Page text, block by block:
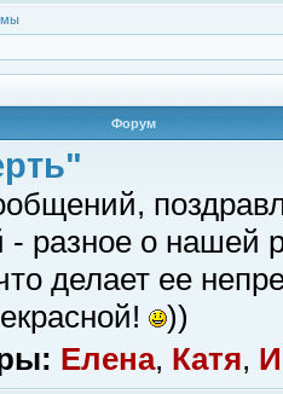
Форум
разное о нашей
делает ее
))
Елена, Катя,